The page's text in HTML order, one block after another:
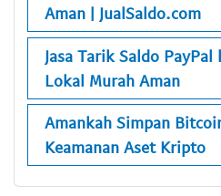
Aman | JualSaldo.com
Jasa Tarik Saldo
Lokal Murah Aman
Amankah Simpan
Keamanan Aset Kripto